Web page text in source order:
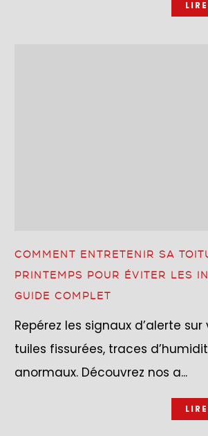
COMMENT ENTRETENIR SA
PRINTEMPS POUR ÉVITER LES
GUIDE COMPLET
Repérez les signaux d’alerte
tuiles fissurées, traces
anormaux. Découvrez nos a...